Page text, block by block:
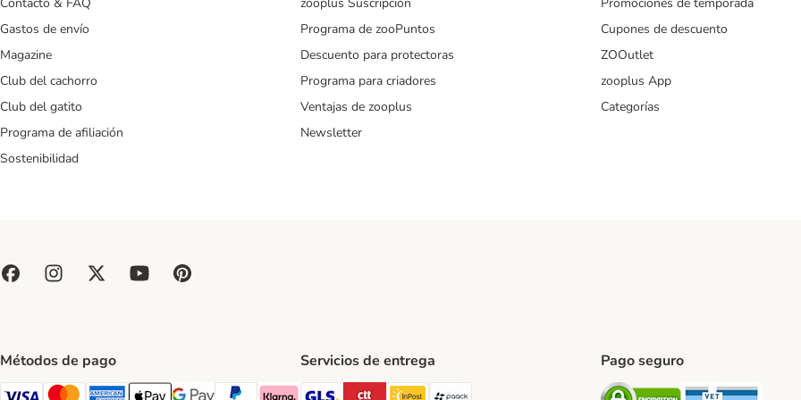
Gastos de envío
Magazine
Club del cachorro
Club del gatito
Programa de afiliación
Sostenibilidad
Programa de zooPuntos
Descuento para protectoras
Programa para criadores
Ventajas de zooplus
Newsletter
Cupones de descuento
ZOOutlet
zooplus App
Categorías
Métodos de pago Servicios de entrega
GLS Shipping Method
CTTExpress Shipping Method
InPost Shipping Method
paack Shipping Method
Pago seguro
Security